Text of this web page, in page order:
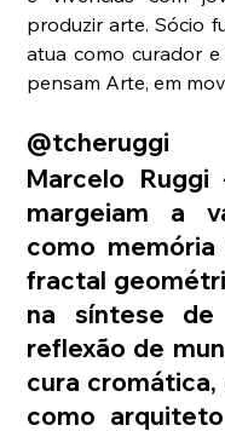
produzir arte. Sócio
atua como curador
pensam Arte, em
@tcheruggi
Marcelo Ruggi
margeiam a
como
fractal
na síntese de
reflexão de
cura cromática,
como